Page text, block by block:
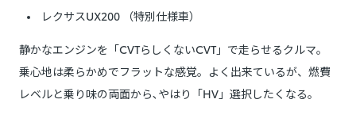
レクサスUX200 （特別仕様車）
静かなエンジンを「CVTらしくないCVT」で走らせるクルマ。
乗心地は柔らかめでフラットな感覚。よく出来ているが、燃費
レベルと乗り味の両面から､やはり「HV」選択したくなる。